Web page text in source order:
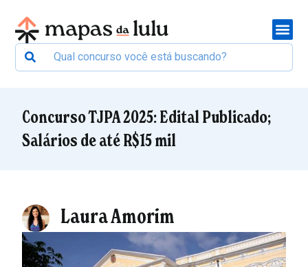
Concurso TJPA 2025: Edital Publicado;
Salários de até R$15 mil
Laura Amorim